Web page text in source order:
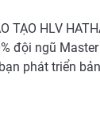
TẠO HLV
đội ngũ
phát triển